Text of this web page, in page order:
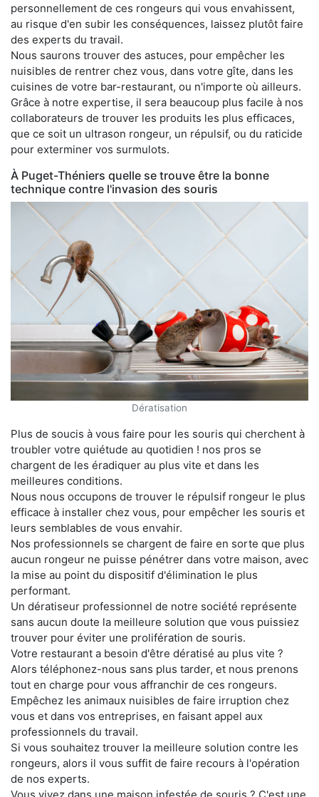
personnellement de ces rongeurs qui vous envahissent,
au risque d'en subir les conséquences, laissez plutôt faire
des experts du travail.
Nous saurons trouver des astuces, pour empêcher les
nuisibles de rentrer chez vous, dans votre gîte, dans les
cuisines de votre bar-restaurant, ou n'importe où ailleurs.
Grâce à notre expertise, il sera beaucoup plus facile à nos
collaborateurs de trouver les produits les plus efficaces,
que ce soit un ultrason rongeur, un répulsif, ou du raticide
pour exterminer vos surmulots.
À Puget-Théniers quelle se trouve être la bonne
technique contre l'invasion des souris
Dératisation
Plus de soucis à vous faire pour les souris qui cherchent à
troubler votre quiétude au quotidien ! nos pros se
chargent de les éradiquer au plus vite et dans les
meilleures conditions.
Nous nous occupons de trouver le répulsif rongeur le plus
efficace à installer chez vous, pour empêcher les souris et
leurs semblables de vous envahir.
Nos professionnels se chargent de faire en sorte que plus
aucun rongeur ne puisse pénétrer dans votre maison, avec
la mise au point du dispositif d'élimination le plus
performant.
Un dératiseur professionnel de notre société représente
sans aucun doute la meilleure solution que vous puissiez
trouver pour éviter une prolifération de souris.
Votre restaurant a besoin d'être dératisé au plus vite ?
Alors téléphonez-nous sans plus tarder, et nous prenons
tout en charge pour vous affranchir de ces rongeurs.
Empêchez les animaux nuisibles de faire irruption chez
vous et dans vos entreprises, en faisant appel aux
professionnels du travail.
Si vous souhaitez trouver la meilleure solution contre les
rongeurs, alors il vous suffit de faire recours à l'opération
de nos experts.
Vous vivez dans une maison infestée de souris ? C'est une